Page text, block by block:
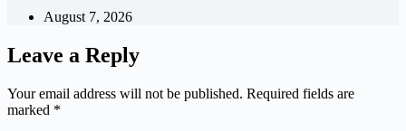
August 7, 2026
Leave a Reply
Your email address will not be published. Required fields are
marked *